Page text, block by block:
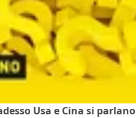
Usa e Cina si parlano